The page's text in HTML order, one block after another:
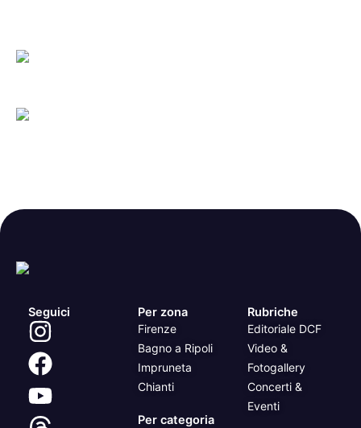
Seguici Per zona
Firenze
Bagno a Ripoli
Impruneta
Chianti
Per categoria
Rubriche
Editoriale DCF
Video &
Fotogallery
Concerti &
Eventi